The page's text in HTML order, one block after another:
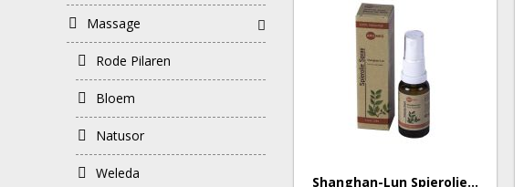
Massage
Rode Pilaren
Bloem
Natusor
Weleda
Shanghan-Lun Spierolie...